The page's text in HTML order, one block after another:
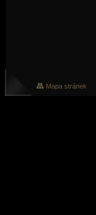
Mapa stránek